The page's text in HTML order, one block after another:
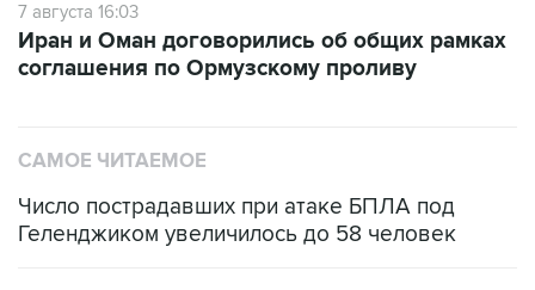
7 августа 16:03
Иран и Оман договорились об общих рамках
соглашения по Ормузскому проливу
САМОЕ ЧИТАЕМОЕ
Число пострадавших при атаке БПЛА под
Геленджиком увеличилось до 58 человек